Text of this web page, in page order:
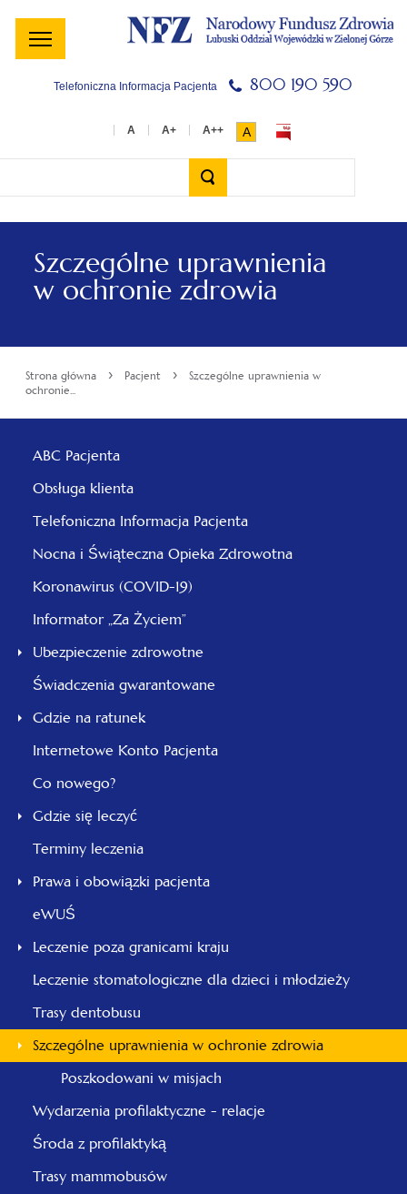
Menu
główne
Menu
lewe
Treść
główna
Szukaj
w
serwisie
Stopka
Telefoniczna Informacja Pacjenta 800 190 590
A
Szczególne uprawnienia
w ochronie zdrowia
Strona główna › Pacjent ›
Szczególne uprawnienia w
ochronie...
ABC Pacjenta
Obsługa klienta
Telefoniczna Informacja Pacjenta
Nocna i Świąteczna Opieka Zdrowotna
Koronawirus (COVID-19)
Informator „Za Życiem”
Ubezpieczenie zdrowotne
Świadczenia gwarantowane
Gdzie na ratunek
Internetowe Konto Pacjenta
Co nowego?
Gdzie się leczyć
Terminy leczenia
Prawa i obowiązki pacjenta
eWUŚ
Leczenie poza granicami kraju
Leczenie stomatologiczne dla dzieci i młodzieży
Trasy dentobusu
Szczególne uprawnienia w ochronie zdrowia
Poszkodowani w misjach
Wydarzenia profilaktyczne - relacje
Środa z profilaktyką
Trasy mammobusów